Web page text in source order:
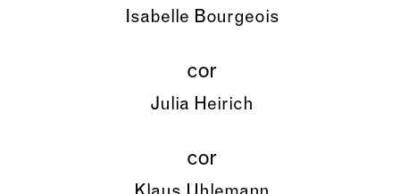
Isabelle Bourgeois
cor
Julia Heirich
cor